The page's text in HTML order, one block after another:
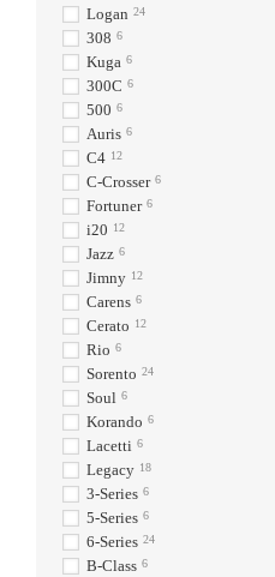
Logan 24
308 6
Kuga 6
300C 6
500 6
Auris 6
C4 12
C-Crosser 6
Fortuner 6
i20 12
Jazz 6
Jimny 12
Carens 6
Cerato 12
Rio 6
Sorento 24
Soul 6
Korando 6
Lacetti 6
Legacy 18
3-Series 6
5-Series 6
6-Series 24
B-Class 6